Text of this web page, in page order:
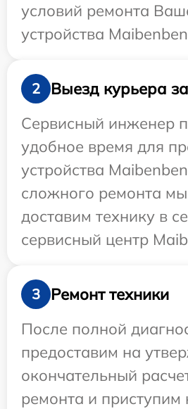
условий ремонта
устройства
2
Выезд курьера
Сервисный инженер
удобное время для
устройства
сложного ремонта
доставим технику в
сервисный центр
3
Ремонт техники
После полной
предоставим на
окончательный
ремонта и приступим